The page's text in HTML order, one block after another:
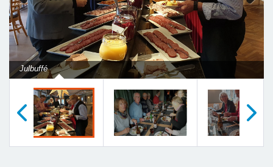
Julbuffé
Previous Next